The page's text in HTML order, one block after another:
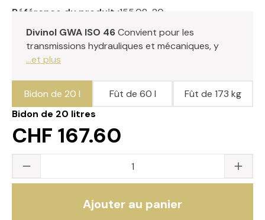
Référence du produit :155.08-20
Divinol GWA ISO 46Convient pour les
transmissions hydrauliques et mécaniques, y
...et plus
Bidon de 20 litres
CHF 167.60
Bidon de 20 l Fût de 60 l Fût de 173 kg
Quantité du produit : saisissez la valeur
Ajouter au panier